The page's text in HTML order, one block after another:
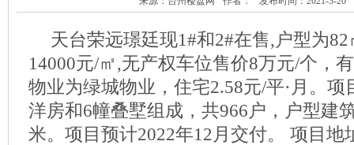
天台荣远璟廷现1#和2#在售,户型为
14000元/㎡,无产权车位售价8万元/个，
物业为绿城物业，住宅2.58元/平·月。项
洋房和6幢叠墅组成，共966户，户型建
米。项目预计2022年12月交付。 项目地